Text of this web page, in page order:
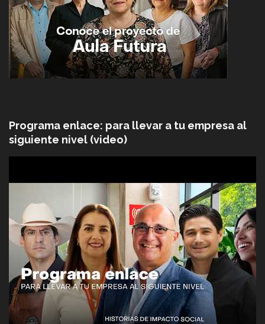
Programa enlace: para llevar a tu empresa al
siguiente nivel (video)